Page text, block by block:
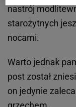
nastrój
starożytnych
nocami.
Warto jednak
post został
on jedynie